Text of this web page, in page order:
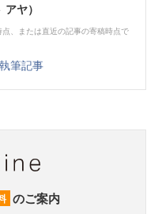
ヤ）
、または直近の記事の寄稿時点で
筆記事
のご案内